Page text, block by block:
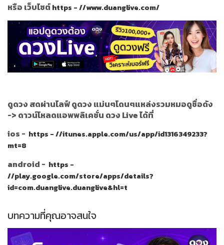
หรือ เว็บไซต์https - //www.duanglive.com/
ดูดวง สดผ่านไลฟ์ ดูดวง แม่นๆโดนๆแหล่งรวมหมอดูชื่อดัง
-> ดาวน์โหลดแอพพลิเคชั่น ดวง Live ได้ที่
ios - https - //itunes.apple.com/us/app/id1316349233?
mt=8
android - https -
//play.google.com/store/apps/details?
id=com.duanglive.duanglive&hl=t
บทความที่คุณอาจสนใจ